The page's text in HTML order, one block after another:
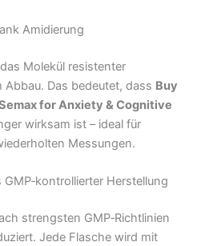
Amidierung
Molekül resistenter
Das bedeutet, dass Buy
for Anxiety & Cognitive
wirksam ist – ideal für
Messungen.
Herstellung
strengsten GMP‑Richtlinien
Jede Flasche wird mit